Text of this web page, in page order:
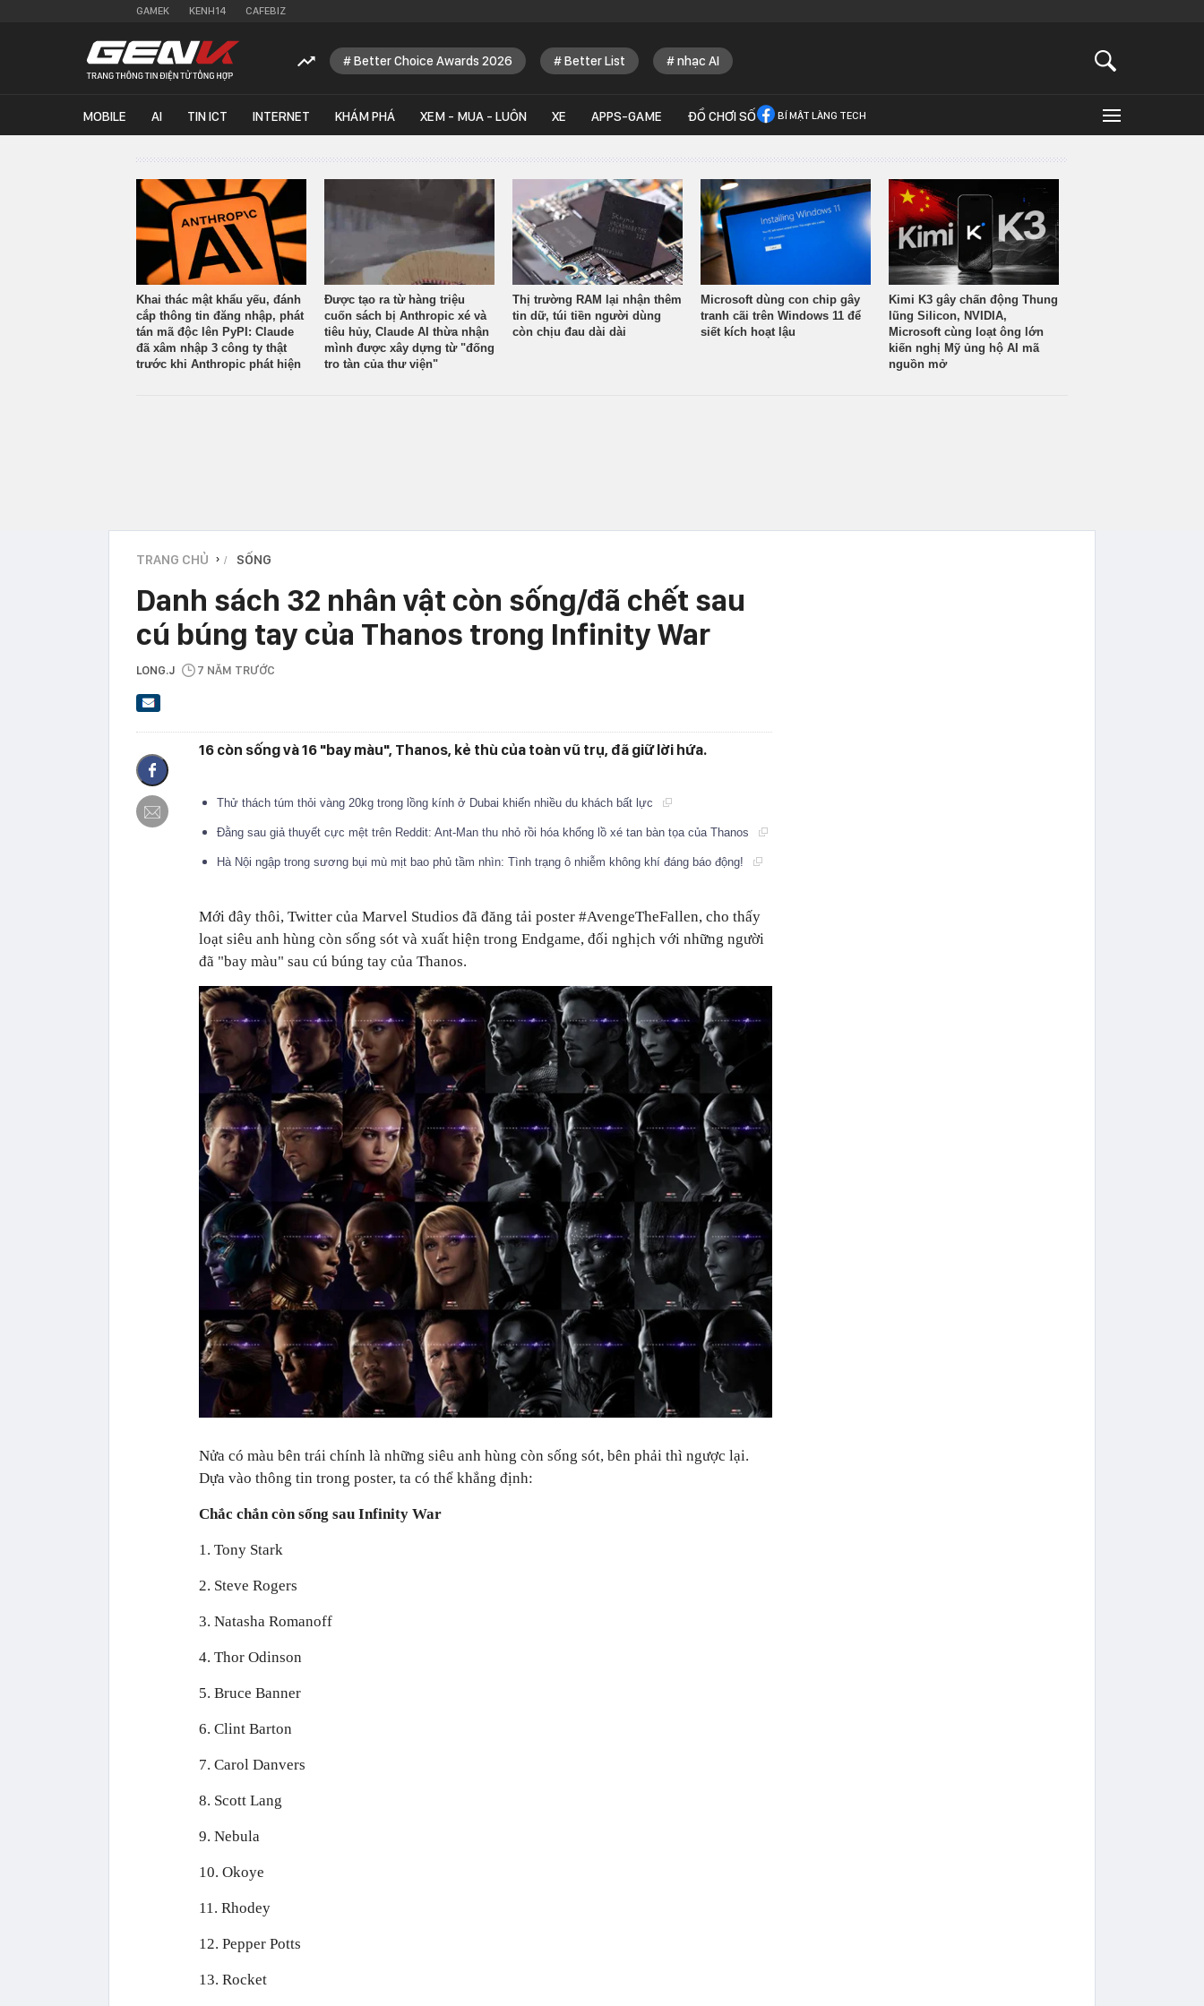
GAMEK KENH14 CAFEBIZ
Better Choice Awards 2026 Better List nhạc AI
MOBILE AI TIN ICT INTERNET KHÁM PHÁ XEM - MUA - LUÔN XE APPS-GAME ĐỒ CHƠI SỐ BÍ MẬT LÀNG TECH
Khai thác mật khẩu yếu, đánh
cắp thông tin đăng nhập, phát
tán mã độc lên PyPI: Claude
đã xâm nhập 3 công ty thật
trước khi Anthropic phát hiện
Được tạo ra từ hàng triệu
cuốn sách bị Anthropic xé và
tiêu hủy, Claude AI thừa nhận
mình được xây dựng từ "đống
tro tàn của thư viện"
Thị trường RAM lại nhận thêm
tin dữ, túi tiền người dùng
còn chịu đau dài dài
Microsoft dùng con chip gây
tranh cãi trên Windows 11 để
siết kích hoạt lậu
Kimi K3 gây chấn động Thung
lũng Silicon, NVIDIA,
Microsoft cùng loạt ông lớn
kiến nghị Mỹ ủng hộ AI mã
nguồn mở
TRANG CHỦ › SỐNG
Danh sách 32 nhân vật còn sống/đã chết sau
cú búng tay của Thanos trong Infinity War
LONG.J 7 NĂM TRƯỚC
16 còn sống và 16 "bay màu", Thanos, kẻ thù của toàn vũ trụ, đã giữ lời hứa.
Thử thách túm thỏi vàng 20kg trong lồng kính ở Dubai khiến nhiều du khách bất lực
Đằng sau giả thuyết cực mệt trên Reddit: Ant-Man thu nhỏ rồi hóa khổng lồ xé tan bàn tọa của Thanos
Hà Nội ngập trong sương bụi mù mịt bao phủ tầm nhìn: Tình trạng ô nhiễm không khí đáng báo động!
Mới đây thôi, Twitter của Marvel Studios đã đăng tải poster #AvengeTheFallen, cho thấy
loạt siêu anh hùng còn sống sót và xuất hiện trong Endgame, đối nghịch với những người
đã "bay màu" sau cú búng tay của Thanos.
Nửa có màu bên trái chính là những siêu anh hùng còn sống sót, bên phải thì ngược lại.
Dựa vào thông tin trong poster, ta có thể khẳng định:
Chắc chắn còn sống sau Infinity War
1. Tony Stark
2. Steve Rogers
3. Natasha Romanoff
4. Thor Odinson
5. Bruce Banner
6. Clint Barton
7. Carol Danvers
8. Scott Lang
9. Nebula
10. Okoye
11. Rhodey
12. Pepper Potts
13. Rocket